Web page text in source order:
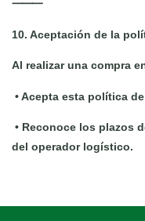
⸻
10. Aceptación de la
Al realizar una compra
•Acepta esta política
• Reconoce los plazos
del operador logístico.